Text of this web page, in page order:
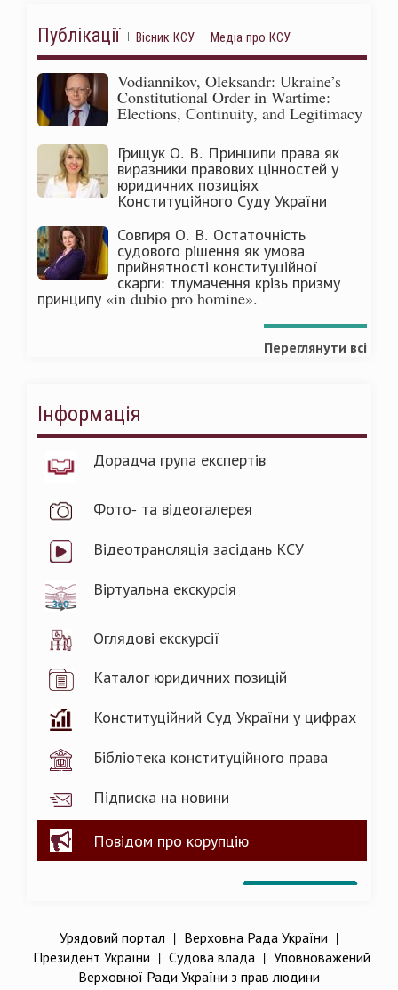
Публікації Вісник КСУ Медіа про КСУ
Vodiannikov, Oleksandr: Ukraine’s
Constitutional Order in Wartime:
Elections, Continuity, and Legitimacy
Грищук О. В. Принципи права як
виразники правових цінностей у
юридичних позиціях
Конституційного Суду України
Совгиря О. В. Остаточність
судового рішення як умова
прийнятності конституційної
скарги: тлумачення крізь призму
принципу «in dubio pro homine».
Переглянути всі
Інформація
Дорадча група експертів
Фото- та відеогалерея
Відеотрансляція засідань КСУ
Віртуальна екскурсія
Оглядові екскурсії
Каталог юридичних позицій
Конституційний Суд України у цифрах
Бібліотека конституційного права
Підписка на новини
Повідом про корупцію
Урядовий портал | Верховна Рада України |
Президент України | Судова влада| Уповноважений
Верховної Ради України з прав людини